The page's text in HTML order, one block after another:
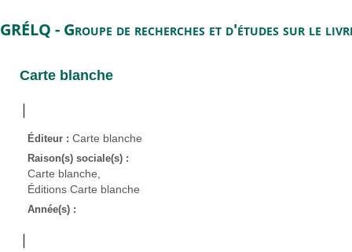
GRÉLQ - Groupe de recherches et d'études sur le
Carte blanche
Éditeur : Carte blanche
Raison(s) sociale(s) :
Carte blanche,
Éditions Carte blanche
Année(s) :